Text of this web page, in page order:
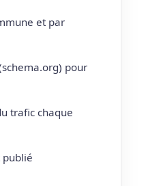
et par
pour
trafic chaque
publié